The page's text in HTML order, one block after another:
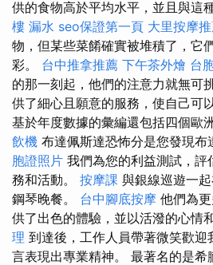
供的食物高於平均水平，並且與這
樓 漏水 seo保證第一頁 大里按摩
物，但某些菜餚確實被堆積了，它
彩。 台中推拿推薦 下午茶外燴 台
的那一刻起，他們的注意力就無可
供了細心且願意的服務，使自己可
基於年度數據的彙編還包括四個歐
飲機 布達佩斯達恐怖分是您發現布
胞證照片 我們為您的利益測試，評
務和活動。 按摩課 與銀線巡遊一
鋼琴晚餐。 台中腳底按摩 他們為
供了出色的體驗，並以活潑的心情
理 到達後，工作人員帶著微笑歡迎
言表現出專業精神。 最著名的是希